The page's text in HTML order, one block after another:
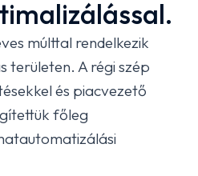
múlttal rendelkezik
területen. A régi szép
és piacvezető
főleg